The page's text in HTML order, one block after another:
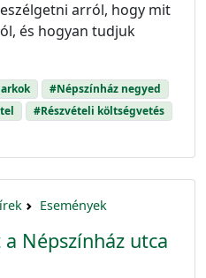
arról, hogy mit
és hogyan tudjuk
#Népszínház negyed
#Részvételi költségvetés
Események
Népszínház utca